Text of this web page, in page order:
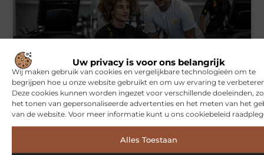
Uw privacy is voor ons belangrijk
Wij maken gebruik van cookies en vergelijkbare technologieën om te
begrijpen hoe u onze website gebruikt en om uw ervaring te
Deze cookies kunnen worden ingezet voor verschillende doeleinden,
het tonen van gepersonaliseerde advertenties en het meten van het
van de website. Voor meer informatie kunt u ons cookiebeleid
Alles Toestaan
Symbiont360: Innovatieve EMS-training in Utrecht voor een
effectieve workout